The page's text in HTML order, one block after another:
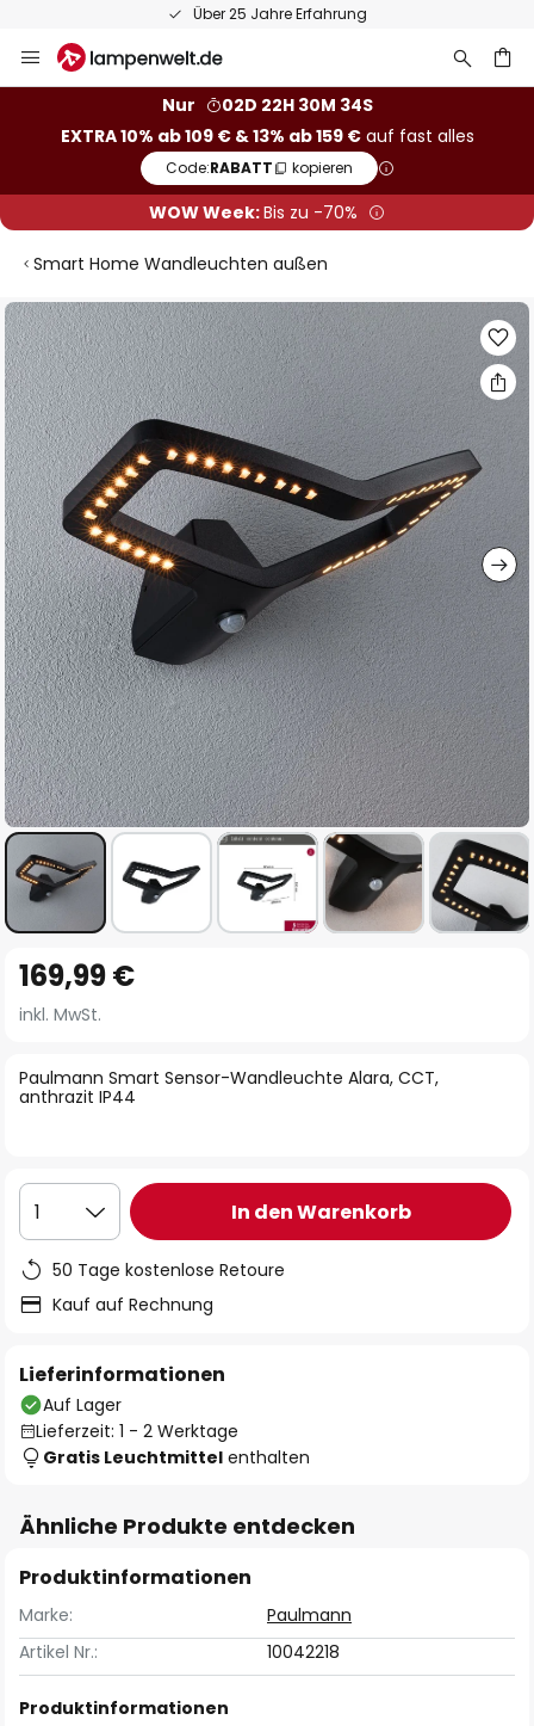
Über 25 Jahre Erfahrung
Inhalt
Nur
02D 22H 30M 34S
EXTRA 10% ab 109 € & 13% ab 159 €auf fast alles
Code:RABATT kopieren
WOW Week:Bis zu -70%
Smart Home Wandleuchten außen
Zum
Ende
der
Bildgalerie
springen
Anfang
der
springen
Paulmann Smart Sensor-Wandleuchte Alara, CCT,
anthrazit IP44
169,99 €
inkl. MwSt.
1 In den Warenkorb
50 Tage kostenlose Retoure
Kauf auf Rechnung
Lieferinformationen
Auf Lager
Lieferzeit: 1 - 2 Werktage
Gratis Leuchtmittel enthalten
Ähnliche Produkte entdecken
Produktinformationen
Marke:
Paulmann
Artikel Nr.:
10042218
Produktinformationen